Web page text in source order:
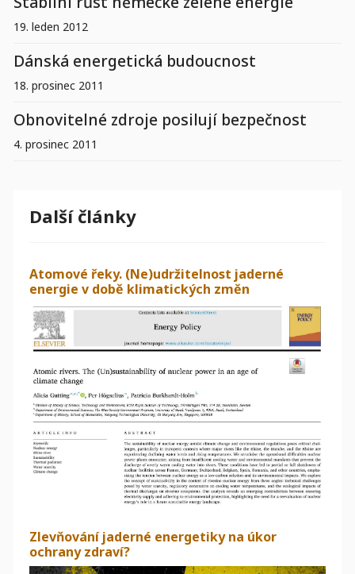
19. leden 2012
Dánská energetická budoucnost
18. prosinec 2011
Obnovitelné zdroje posilují bezpečnost
4. prosinec 2011
Další články
Atomové řeky. (Ne)udržitelnost jaderné
energie v době klimatických změn
Zlevňování jaderné energetiky na úkor
ochrany zdraví?